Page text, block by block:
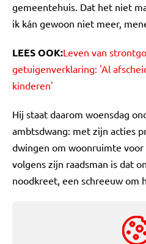
gemeentehuis. Dat het niet
ik kán gewoon niet meer,
LEES OOK:Leven van
getuigenverklaring: 'Al
kinderen'
Hij staat daarom woensdag
ambtsdwang: met zijn acties
dwingen om woonruimte
volgens zijn raadsman is dat
noodkreet, een schreeuw om